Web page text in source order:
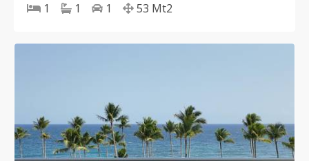
1 1 1 53 Mt2